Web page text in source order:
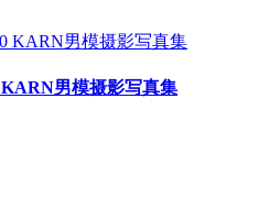
KARN男模摄影写真集